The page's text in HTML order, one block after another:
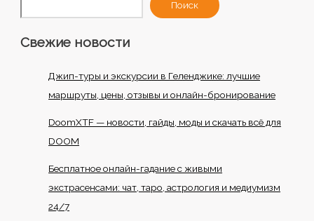
Поиск
Свежие новости
Джип-туры и экскурсии в Геленджике: лучшие
маршруты, цены, отзывы и онлайн-бронирование
DoomXTF — новости, гайды, моды и скачать всё для
DOOM
Бесплатное онлайн-гадание с живыми
экстрасенсами: чат, таро, астрология и медиумизм
24/7